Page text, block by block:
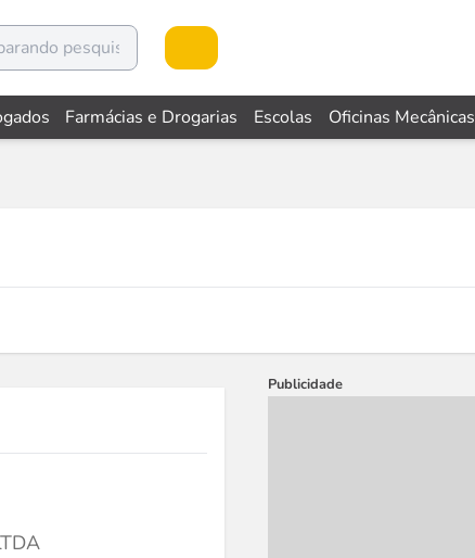
Farmácias e Drogarias Escolas Oficinas Mecânicas
Publicidade